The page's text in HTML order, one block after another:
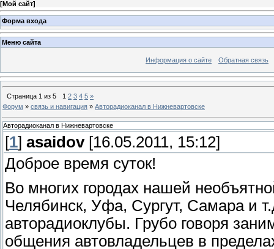
[Мой сайт]
Форма входа
Меню сайта
Информация о сайте Обратная связь
Страница 1 из 5 1 2 3 4 5 »
Форум » связь и навигация » Авторадиоканал в Нижневартовске
Авторадиоканал в Нижневартовске
[1] asaidov[16.05.2011, 15:12]
Доброе время суток!
Во многих городах нашей
Челябинск, Уфа, Сургут, Самара и
авторадиоклубы. Грубо говоря
общения автовладельцев в